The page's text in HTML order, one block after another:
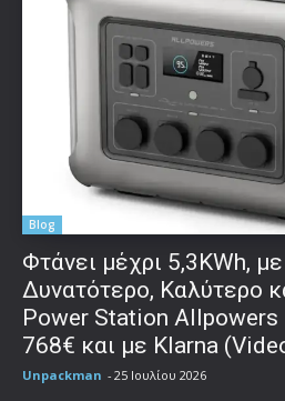
Blog
Φτάνει μέχρι 5,3KWh,
Δυνατότερο, Καλύτερο
Power Station Allpowers
768€ και με Klarna
Unpackman - 25 Ιουλίου 2026